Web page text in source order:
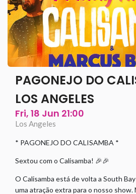
PAGONEJO DO
LOS ANGELES
Fri, 18 Jun 21:00
Los Angeles
* PAGONEJO DO CALISAMBA *
Sextou com o Calisamba! 🎉🎉
O Calisamba está de volta a South
uma atração extra para o nosso show.